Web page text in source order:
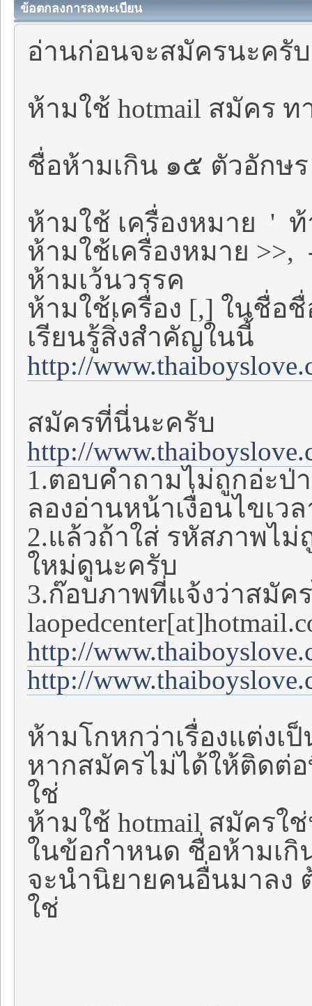
ข้อตกลงการลงทะเบียน
อ่านก่อนจะสมัครนะครั
ห้ามใช้ hotmail สมัคร ท
ชื่อห้ามเกิน ๑๕ ตัวอักษร
ห้ามใช้ เครื่องหมาย '
ห้ามใช้เครื่องหมาย >>,
ห้ามเว้นวรรค
ห้ามใช้เครื่อง [,] ในชื่อ
เรียนรู้สิ่งสำคัญในนี้
http://
สมัครที่นี่นะครับ
http://
1.ตอบคำถามไม่ถูกอ่ะป่
ลองอ่านหน้าเงื่อนไขเ
2.แล้วถ้าใส่ รหัสภาพไม่
ใหม่ดูนะครับ
3.ก๊อบภาพที่แจ้งว่าสมัค
http://
http://
ห้ามโกหกว่าเรื่องแต่ง
หากสมัครไม่ได้ให้ติดต่อ
ใช่
ห้ามใช้ hotmail สมัคร
ในข้อกำหนด ชื่อห้ามเ
จะนำนิยายคนอื่นมาลง
ใช่